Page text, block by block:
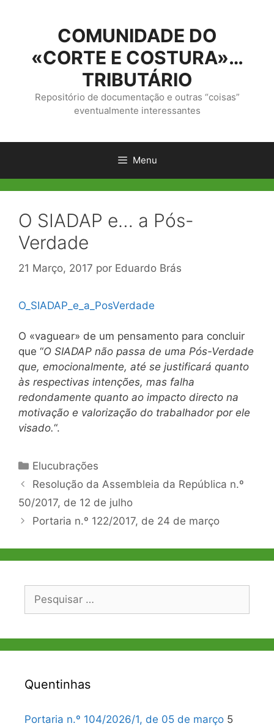
conteúdo
COMUNIDADE DO
«CORTE E COSTURA»…
TRIBUTÁRIO
Repositório de documentação e outras “coisas”
eventualmente interessantes
Menu
O SIADAP e… a Pós-
Verdade
21 Março, 2017 por Eduardo Brás
O_SIADAP_e_a_PosVerdade
O «vaguear» de um pensamento para concluir
que “O SIADAP não passa de uma Pós-Verdade
que, emocionalmente, até se justificará quanto
às respectivas intenções, mas falha
redondamente quanto ao impacto directo na
motivação e valorização do trabalhador por ele
visado.“.
Categorias
Elucubrações
Navegação
de
Resolução da Assembleia da República n.º
50/2017, de 12 de julho
Portaria n.º 122/2017, de 24 de março
Pesquisar
Quentinhas
Portaria n.º 104/2026/1, de 05 de março 5